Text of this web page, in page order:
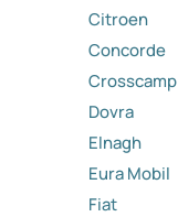
Citroen
Concorde
Crosscamp
Dovra
Elnagh
Eura Mobil
Fiat